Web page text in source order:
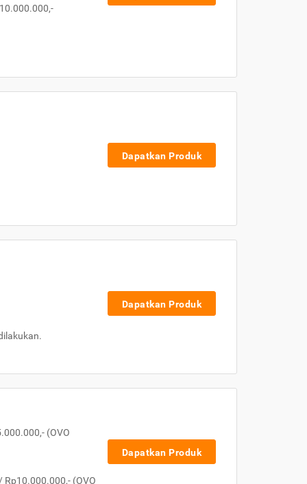
Dapatkan Produk
Dapatkan Produk
(OVO
Rp10.000.000,- (OVO
Dapatkan Produk